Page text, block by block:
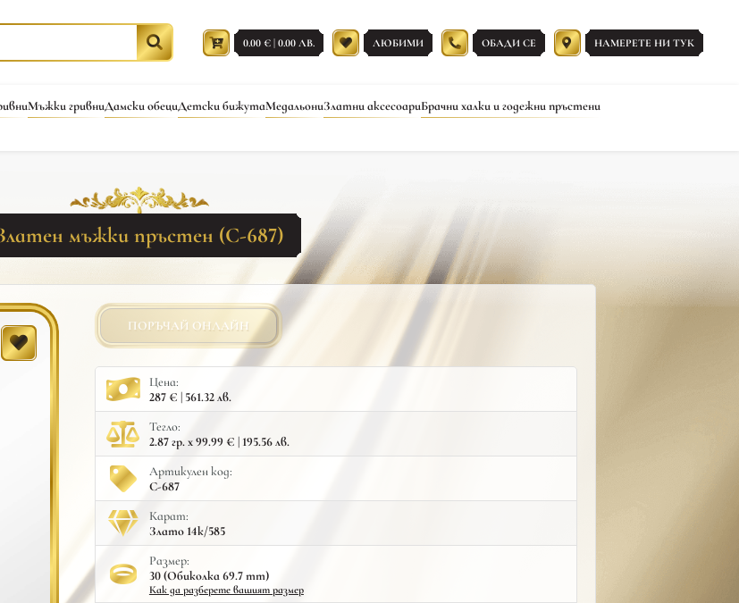
0.00 € | 0.00 ЛВ. ЛЮБИМИ ОБАДИ СЕ НАМЕРЕТЕ НИ ТУК
Мъжки гривниДамски обециДетски бижутаМедальониЗлатни аксесоариБрачни халки и годежни пръстени
мъжки пръстен (С-687)
ПОРЪЧАЙ ОНЛАЙН
Цена:
287 € | 561.32 лв.
Тегло:
2.87 гр. x 99.99 € | 195.56 лв.
Артикулен код:
С-687
Карат:
Злато 14к/585
Размер:
30 (Обиколка 69.7 mm)
Как да разберете вашият размер